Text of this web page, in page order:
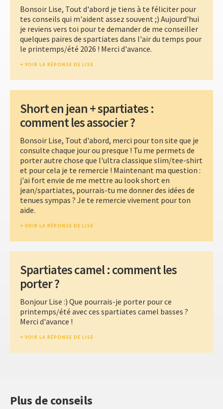
Bonsoir Lise, Tout d'abord je tiens à te féliciter pour
tes conseils qui m'aident assez souvent ;) Aujourd'hui
je reviens vers toi pour te demander de me conseiller
quelques paires de spartiates dans l'air du temps pour
le printemps/été 2026 ! Merci d'avance.
VOIR LA RÉPONSE DE LISE
Short en jean + spartiates :
comment les associer ?
Bonsoir Lise, Tout d'abord, merci pour ton site que je
consulte chaque jour ou presque ! Tu me permets de
porter autre chose que l'ultra classique slim/tee-shirt
et pour cela je te remercie ! Maintenant ma question :
j'ai fort envie de me mettre au look short en
jean/spartiates, pourrais-tu me donner des idées de
tenues sympas ? Je te remercie vivement pour ton
aide.
VOIR LA RÉPONSE DE LISE
Spartiates camel : comment les
porter ?
Bonjour Lise :) Que pourrais-je porter pour ce
printemps/été avec ces spartiates camel basses ?
Merci d'avance !
VOIR LA RÉPONSE DE LISE
Plus de conseils